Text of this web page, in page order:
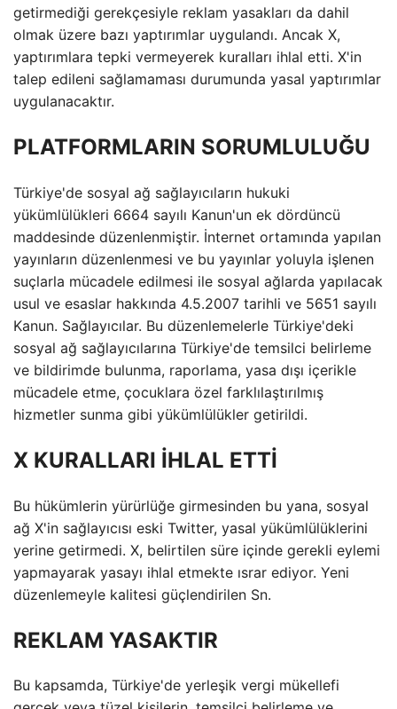
getirmediği gerekçesiyle reklam yasakları da dahil
olmak üzere bazı yaptırımlar uygulandı. Ancak X,
yaptırımlara tepki vermeyerek kuralları ihlal etti. X'in
talep edileni sağlamaması durumunda yasal yaptırımlar
uygulanacaktır.
PLATFORMLARIN SORUMLULUĞU
Türkiye'de sosyal ağ sağlayıcıların hukuki
yükümlülükleri 6664 sayılı Kanun'un ek dördüncü
maddesinde düzenlenmiştir. İnternet ortamında yapılan
yayınların düzenlenmesi ve bu yayınlar yoluyla işlenen
suçlarla mücadele edilmesi ile sosyal ağlarda yapılacak
usul ve esaslar hakkında 4.5.2007 tarihli ve 5651 sayılı
Kanun. Sağlayıcılar. Bu düzenlemelerle Türkiye'deki
sosyal ağ sağlayıcılarına Türkiye'de temsilci belirleme
ve bildirimde bulunma, raporlama, yasa dışı içerikle
mücadele etme, çocuklara özel farklılaştırılmış
hizmetler sunma gibi yükümlülükler getirildi.
X KURALLARI İHLAL ETTİ
Bu hükümlerin yürürlüğe girmesinden bu yana, sosyal
ağ X'in sağlayıcısı eski Twitter, yasal yükümlülüklerini
yerine getirmedi. X, belirtilen süre içinde gerekli eylemi
yapmayarak yasayı ihlal etmekte ısrar ediyor. Yeni
düzenlemeyle kalitesi güçlendirilen Sn.
REKLAM YASAKTIR
Bu kapsamda, Türkiye'de yerleşik vergi mükellefi